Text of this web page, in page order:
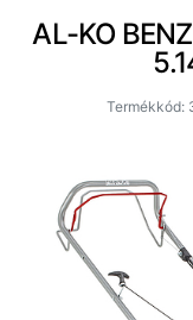
AL-KO
Termékkód: